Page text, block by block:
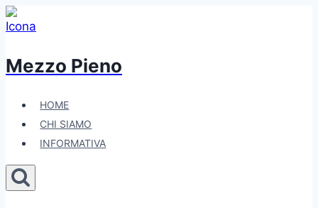
Salta
al
Mezzo Pieno
HOME
CHI SIAMO
INFORMATIVA